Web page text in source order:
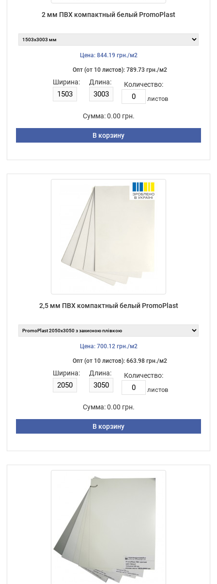
2 мм ПВХ компактный белый PromoPlast
Цена: 844.19 грн./м2
Опт (от 10 листов): 789.73 грн./м2
Ширина: Длина: Количество:
листов
Сумма: 0.00 грн.
В корзину
2,5 мм ПВХ компактный белый PromoPlast
Цена: 700.12 грн./м2
Опт (от 10 листов): 663.98 грн./м2
Ширина: Длина: Количество:
листов
Сумма: 0.00 грн.
В корзину